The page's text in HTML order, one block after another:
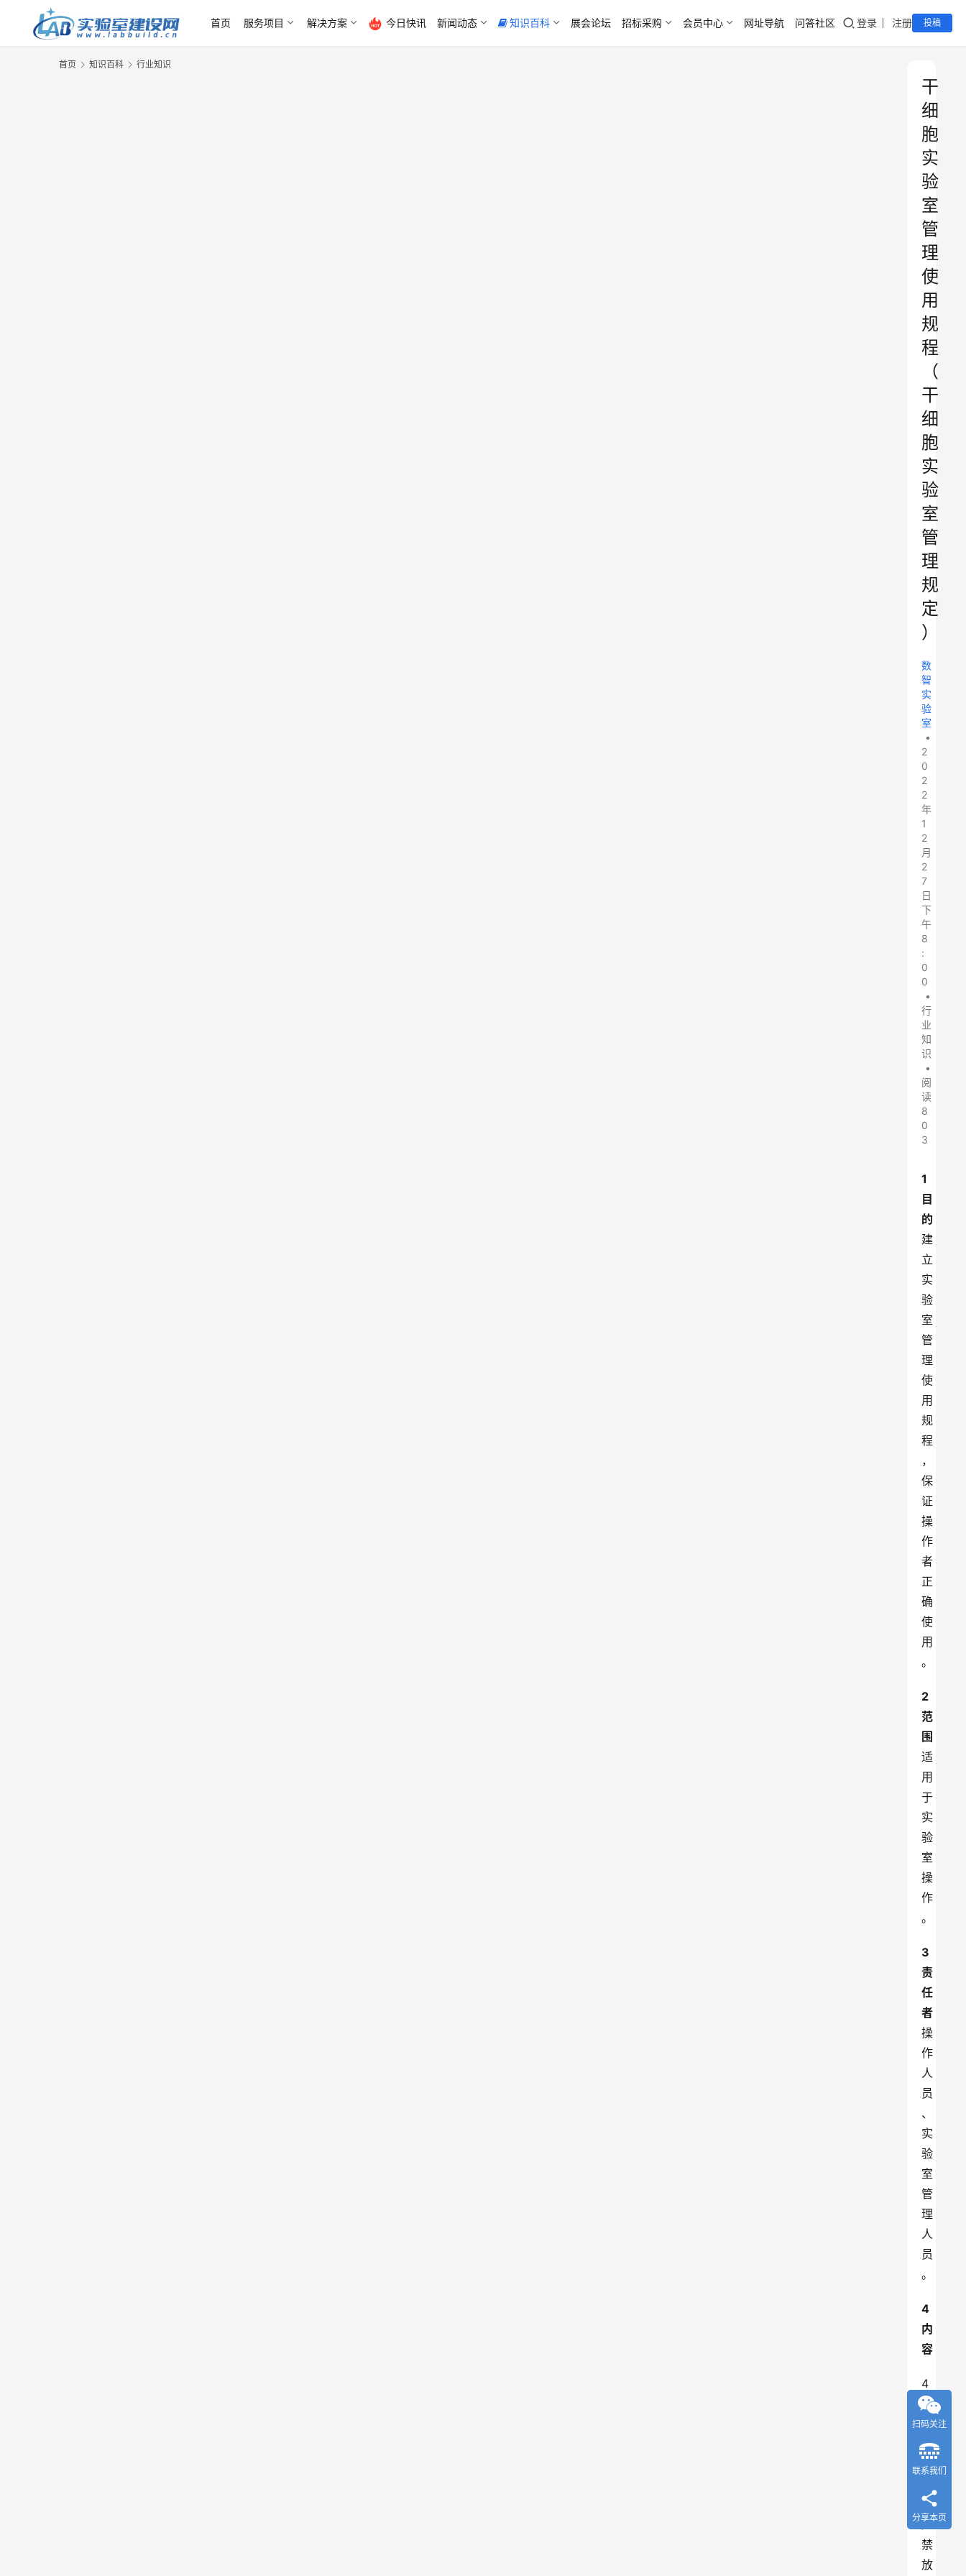
首页 服务项目 解决方案 今日快讯 新闻动态 知识百科 展会论坛 招标采购 会员中心 网址导航 问答社区 登录 注册 投稿
首页 知识百科 行业知识
干
细
胞
实
验
室
管
理
使
用
规
程
（
干
细
胞
实
验
室
管
理
规
定
）
数
智
实
验
室
•
2
0
2
2
年
1
2
月
2
7
日
下
午
8
:
0
0
•
行
业
知
识
•
阅
读
8
0
3
1
目
的
建
立
实
验
室
管
理
使
用
规
程
，
保
证
操
作
者
正
确
使
用
。
2
范
围
适
用
于
实
验
室
操
作
。
3
责
任
者
操
作
人
员
、
实
验
室
管
理
人
员
。
4
内
容
4
．
1
实
验
应
严
禁
放
扫码关注
联系我们
分享本页